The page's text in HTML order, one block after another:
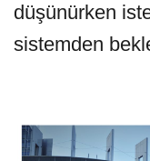
düşünürken
sistemden